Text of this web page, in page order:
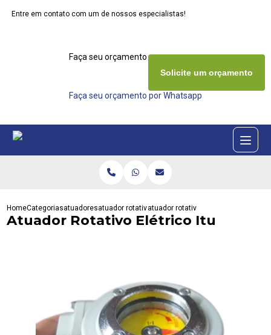
Entre em contato com um de nossos especialistas!
Faça seu orçamento agora mesmo
Faça seu orçamento por Whatsapp
Solicite um orçamento
HomeCategoriasatuadoresatuador rotativoatuador rotativo eletrico itu
Atuador Rotativo Elétrico Itu